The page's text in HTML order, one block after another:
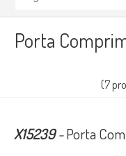
Porta
(7
X15239-Porta